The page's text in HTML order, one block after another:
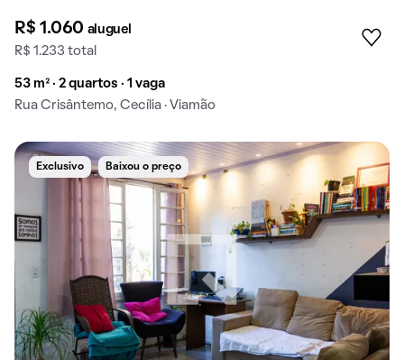
R$ 1.060 aluguel
R$ 1.233 total
53 m² · 2 quartos · 1 vaga
Rua Crisântemo, Cecília · Viamão
Exclusivo Baixou o preço